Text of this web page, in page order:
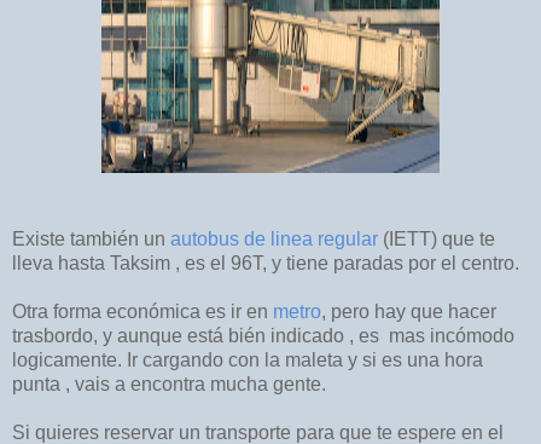
Existe también un autobus de linea regular (IETT) que te
lleva hasta Taksim , es el 96T, y tiene paradas por el centro.
Otra forma económica es ir en metro, pero hay que hacer
trasbordo, y aunque está bién indicado , es mas incómodo
logicamente. Ir cargando con la maleta y si es una hora
punta , vais a encontra mucha gente.
Si quieres reservar un transporte para que te espere en el